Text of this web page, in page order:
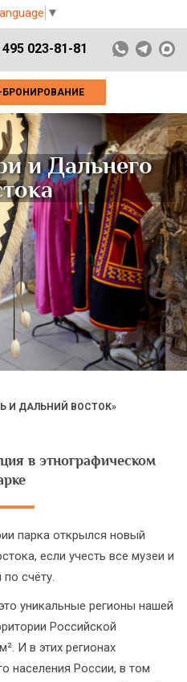
▼
495 023-81-81
и Дальнего
И ДАЛЬНИЙ ВОСТОК»
в этнографическом
парка открылся новый
если учесть все музеи и
счёту.
уникальные регионы нашей
Российской
И в этих регионах
населения России, в том